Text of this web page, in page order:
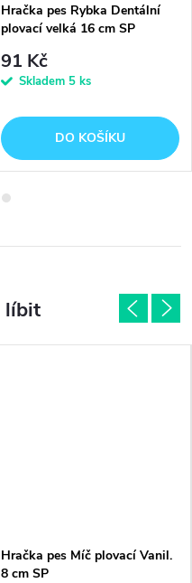
Hračka pes Rybka Dentální
plovací velká 16 cm SP
91 Kč
Skladem 5 ks
DO KOŠÍKU
Hračka pes Míč plovací Vanil.
8 cm SP